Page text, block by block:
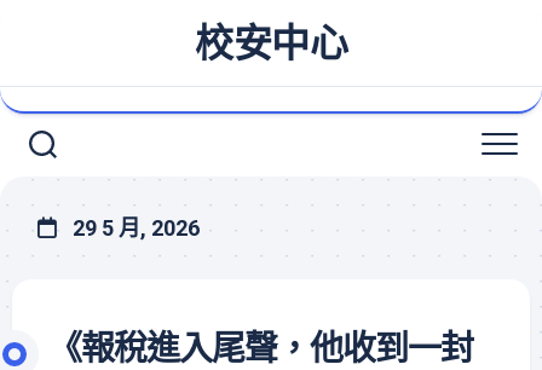
校安中心
29 5 月, 2026
《報稅進入尾聲，他收到一封